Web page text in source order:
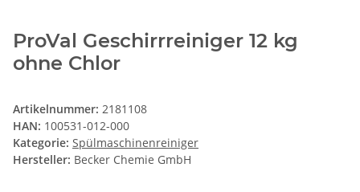
ProVal Geschirrreiniger 12 kg
ohne Chlor
Artikelnummer: 2181108
HAN: 100531-012-000
Kategorie: Spülmaschinenreiniger
Hersteller: Becker Chemie GmbH